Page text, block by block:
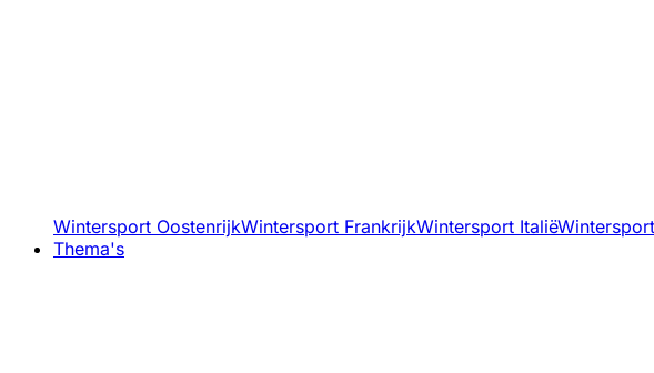
Wintersport OostenrijkWintersport FrankrijkWintersport Italië
Thema's